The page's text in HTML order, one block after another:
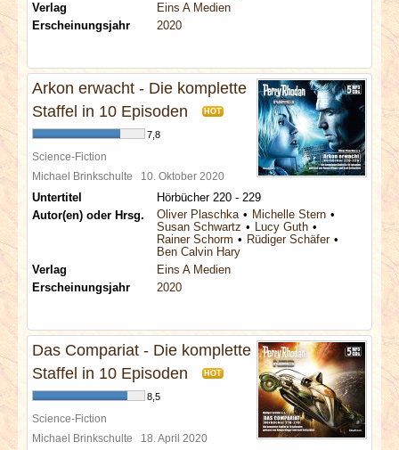
Verlag
Eins A Medien
Erscheinungsjahr
2020
Arkon erwacht - Die komplette
Staffel in 10 Episoden
HOT
7,8
Science-Fiction
Michael Brinkschulte 10. Oktober 2020
Untertitel
Hörbücher 220 - 229
Autor(en) oder Hrsg.
Oliver Plaschka
Michelle Stern
Susan Schwartz
Lucy Guth
Rainer Schorm
Rüdiger Schäfer
Ben Calvin Hary
Verlag
Eins A Medien
Erscheinungsjahr
2020
Das Compariat - Die komplette
Staffel in 10 Episoden
HOT
8,5
Science-Fiction
Michael Brinkschulte 18. April 2020